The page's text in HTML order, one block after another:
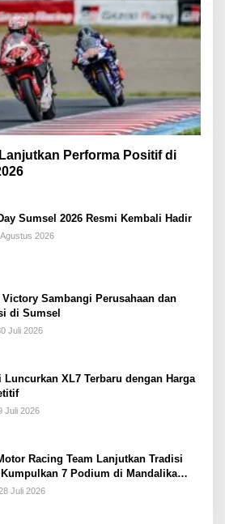
Performa Positif di
Sumsel 2026 Resmi Kembali Hadir
2026
Victory Sambangi Perusahaan dan
di Sumsel
Juli 2026
Luncurkan XL7 Terbaru dengan Harga
Juli 2026
Racing Team Lanjutkan Tradisi
7 Podium di Mandalika
Series Putaran ke 3
Juli 2026